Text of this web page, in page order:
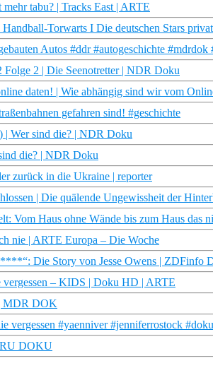
tabu? | Tracks East | ARTE
Torwarts I Die deutschen Stars
Autos #ddr #autogeschichte #mdrdok
2 | Die Seenotretter | NDR Doku
daten! | Wie abhängig sind wir vom
gefahren sind! #geschichte
| Wer sind die? | NDR Doku
die? | NDR Doku
zurück in die Ukraine | reporter
| Die quälende Ungewissheit der
Vom Haus ohne Wände bis zum Haus das
nie | ARTE Europa – Die Woche
Die Story von Jesse Owens | ZDFinfo
– KIDS | Doku HD | ARTE
MDR DOK
vergessen #yaenniver #jenniferrostock #doku
DOKU